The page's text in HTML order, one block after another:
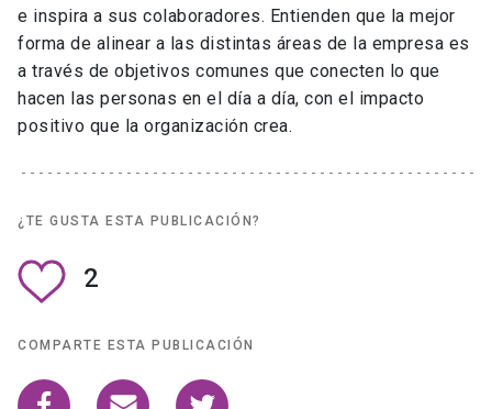
e inspira a sus colaboradores. Entienden que la mejor
forma de alinear a las distintas áreas de la empresa es
a través de objetivos comunes que conecten lo que
hacen las personas en el día a día, con el impacto
positivo que la organización crea.
¿TE GUSTA ESTA PUBLICACIÓN?
2
COMPARTE ESTA PUBLICACIÓN